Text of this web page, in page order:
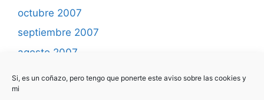
Si, es un coñazo, pero tengo que ponerte este aviso sobre las cookies y
mi
octubre 2007
septiembre 2007
agosto 2007
abril 2007